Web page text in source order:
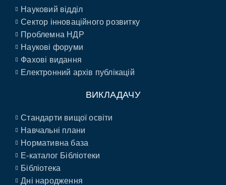
Науковий відділ
Сектор інноваційного розвитку
Проблемна НДР
Наукові форуми
Фахові видання
Електронний архів публікацій
ВИКЛАДАЧУ
Стандарти вищої освіти
Навчальні плани
Нормативна база
E-каталог Бібліотеки
Бібліотека
Дні народження